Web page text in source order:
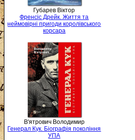
Губарев Віктор
Френсіс Дрейк. Життя та
неймовірні пригоди королівського
корсара
В'ятрович Володимир
Генерал Кук. Біографія покоління
УПА